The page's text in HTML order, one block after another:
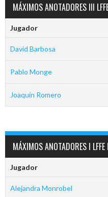
MÁXIMOS ANOTADORES III
Jugador
David Barbosa
Pablo Monge
Joaquín Romero
MÁXIMOS ANOTADORES I LFFE
Jugador
Alejandra Monrobel